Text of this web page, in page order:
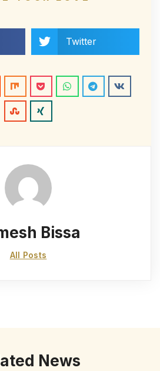
Twitter
Bissa
All Posts
News